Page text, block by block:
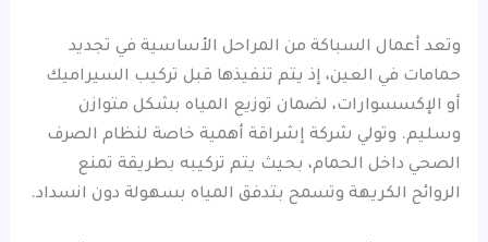
وتعد أعمال السباكة من المراحل الأساسية في تجديد
حمامات في العين، إذ يتم تنفيذها قبل تركيب السيراميك
أو الإكسسوارات، لضمان توزيع المياه بشكل متوازن
وسليم. وتولي شركة إشراقة أهمية خاصة لنظام الصرف
الصحي داخل الحمام، بحيث يتم تركيبه بطريقة تمنع
الروائح الكريهة وتسمح بتدفق المياه بسهولة دون انسداد.